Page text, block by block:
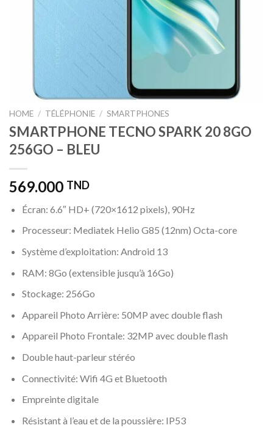
HOME / TÉLÉPHONIE / SMARTPHONES
SMARTPHONE TECNO SPARK 20 8GO
256GO – BLEU
569.000 TND
Écran: 6.6″ HD+ (720×1612 pixels), 90Hz
Processeur: Mediatek Helio G85 (12nm) Octa-core
Système d’exploitation: Android 13
RAM: 8Go (extensible jusqu’à 16Go)
Stockage: 256Go
Appareil Photo Arrière: 50MP avec double flash
Appareil Photo Frontale: 32MP avec double flash
Double haut-parleur stéréo
Connectivité: Wifi 4G et Bluetooth
Empreinte digitale
Résistant à l’eau et de la poussière: IP53